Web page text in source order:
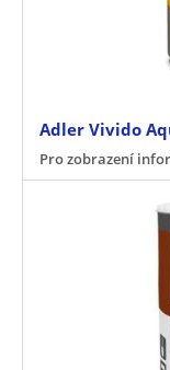
Adler Vivido
Pro zobrazení